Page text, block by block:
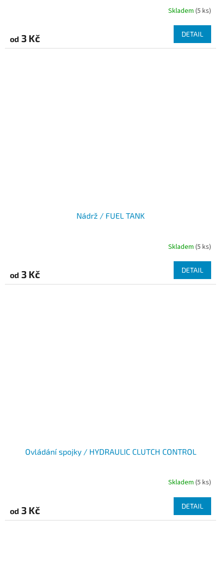
Skladem (5 ks)
od 3 Kč DETAIL
Nádrž / FUEL TANK
Skladem (5 ks)
od 3 Kč DETAIL
Ovládání spojky / HYDRAULIC CLUTCH CONTROL
Skladem (5 ks)
od 3 Kč DETAIL